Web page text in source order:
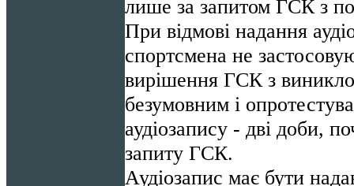
лише за запитом ГСК з
При відмові надання
спортсмена не
вирішення ГСК з
безумовним і
аудіозапису - дві доби,
запиту ГСК.
Аудіозапис має бути